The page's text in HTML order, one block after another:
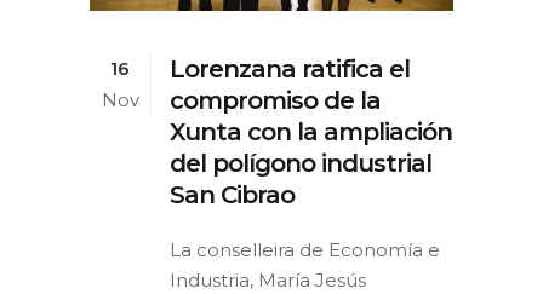
16
Nov
Lorenzana ratifica el
compromiso de la
Xunta con la ampliación
del polígono industrial
San Cibrao
La conselleira de Economía e
Industria, María Jesús